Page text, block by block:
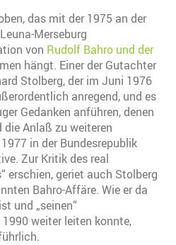
das mit der 1975 an der
Merseburg
von Rudolf Bahro und der
hängt. Einer der Gutachter
Stolberg, der im Juni 1976
anregend, und es
Gedanken anführen, denen
Anlaß zu weiteren
in der Bundesrepublik
Zur Kritik des real
erschien, geriet auch Stolberg
Bahro-Affäre. Wie er da
und „seinen“
weiter leiten konnte,